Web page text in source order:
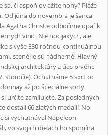
či aspoň ovlažíte nohy? Pláže
Od júna do novembra je šanca
Agatha Christie odbočíme opäť k
viníc. Nie hocijakých, ale
s vyše 330 ročnou kontinuálnou
scenérie sú nádherné. Hlavný
architektúry z čias prvého
storočie). Ochutnáme 5 sort od
až po špeciálne sorty
určite zamilujete. Za posledných
dostali 66 zlatých medailí. No
si vychutnával Napoleon
vo svojich dielach ho spomína